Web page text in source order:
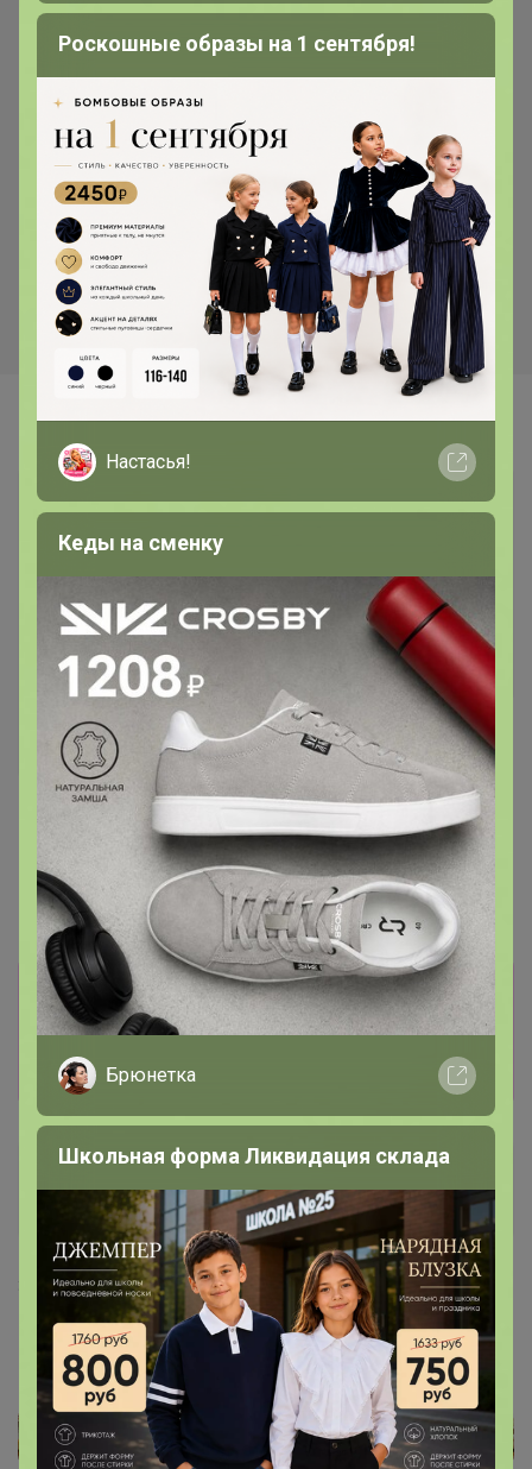
625р
Растворимый кофейный
1 - 62015
Хит
370р
Растворимый кофейный
напиток G7 "3 в 1" с
ВЕРТОЛЕТОМ!!! 21шт
Самые желанные
1 090р
Ocean Blue (Голубой океан)
Me Trang, зерно - 62013
975р
Растворимый кофе G7 "Pure
Black" - 5000403
Информация о заказах доступна
лишь членам клуба
MariChic
Организатор СП
3 июля, 2026 09:26
Роскошные образы на 1 сентября!
Настасья!
Кеды на сменку
Брюнетка
Школьная форма Ликвидация склада